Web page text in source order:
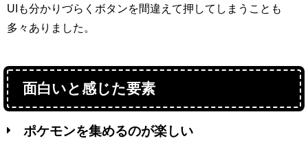
UIも分かりづらくボタンを間違えて押してしまうことも
多々ありました。
面白いと感じた要素
ポケモンを集めるのが楽しい